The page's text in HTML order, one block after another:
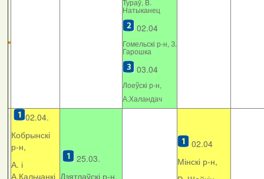
Тураў, В.
Натыканец
02.04
Гомельскі р-н, З.
Гарошка
03.04
Лоеўскі р-н,
А.Халандач
02.04.
Кобрынскі
р-н,
А. і
А.Кальчанкі
25.03.
Дзятлаўскі р-н,
02.04
Мінскі р-н,